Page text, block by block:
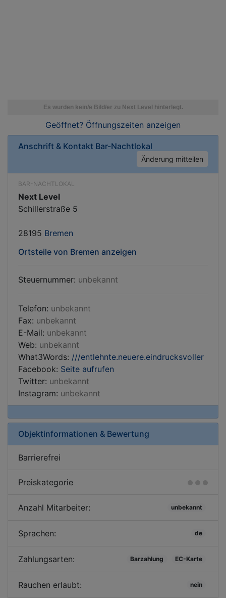
Geöffnet? Öffnungszeiten anzeigen
Anschrift & Kontakt Bar-Nachtlokal
Änderung mitteilen
BAR-NACHTLOKAL
Next Level
Schillerstraße 5
28195 Bremen
Ortsteile von Bremen anzeigen
Steuernummer: unbekannt
Telefon: unbekannt
Fax: unbekannt
E-Mail: unbekannt
Web: unbekannt
What3Words: ///entlehnte.neuere.eindrucksvoller
Facebook: Seite aufrufen
Twitter: unbekannt
Instagram: unbekannt
Objektinformationen & Bewertung
Barrierefrei
Preiskategorie
Anzahl Mitarbeiter: unbekannt
Sprachen: de
Zahlungsarten: Barzahlung EC-Karte
Rauchen erlaubt: nein